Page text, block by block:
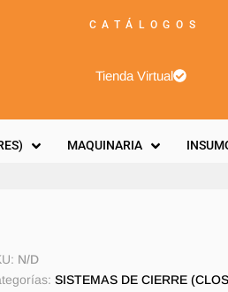
CATÁLOGOS
Tienda Virtual
MAQUINARIA
N/D
SISTEMAS DE CIERRE